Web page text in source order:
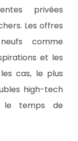
privées
Les offres
comme
et les
cas, le plus
high-tech
le temps de